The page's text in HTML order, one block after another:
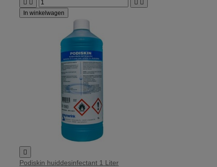
In winkelwagen

Podiskin huiddesinfectant 1 Liter